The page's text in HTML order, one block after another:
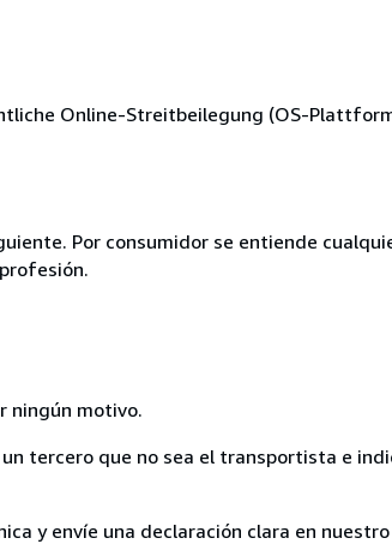
Online-Streitbeilegung (OS-
Por consumidor se entiende
ningún motivo.
tercero que no sea el transportista e
y envíe una declaración clara en